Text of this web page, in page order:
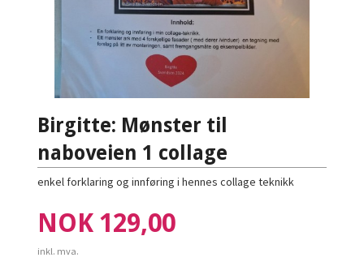
Birgitte: Mønster til
naboveien 1 collage
enkel forklaring og innføring i hennes collage teknikk
Pris
NOK 129,00
inkl. mva.